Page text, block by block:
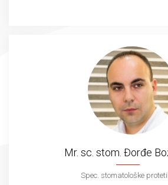
Mr. sc. stom. Đorđe
Spec. stomatološke